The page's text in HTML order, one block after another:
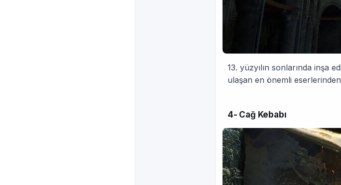
13. yüzyılın sonlarında inşa
ulaşan en önemli
4- Cağ Kebabı